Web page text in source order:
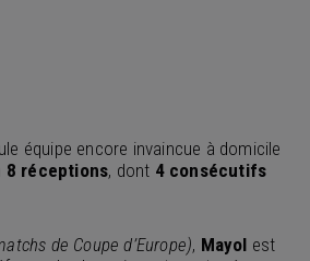
équipe encore invaincue à domicile
8 réceptions, dont 4 consécutifs
de Coupe d’Europe), Mayol est